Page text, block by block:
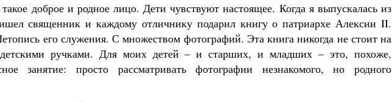
доброе и родное лицо. Дети чувствуют настоящее. Когда я выпускалась из
священник и каждому отличнику подарил книгу о патриархе Алексии II.
его служения. С множеством фотографий. Эта книга никогда не стоит на
ручками. Для моих детей – и старших, и младших – это, похоже,
занятие: просто рассматривать фотографии незнакомого, но родного